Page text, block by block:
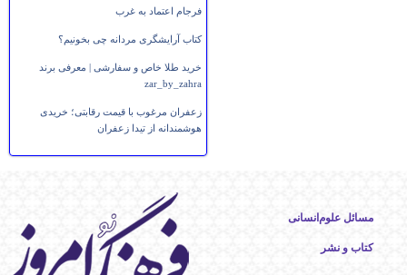
فرجام اعتماد به غرب
کتاب آرایشگری مردانه چی بخونیم؟
خرید طلا خاص و سفارشی | معرفی برند
zar_by_zahra
زعفران مرغوب با قیمت رقابتی؛ خریدی
هوشمندانه از تیدا زعفران
مسائل علوم‌انسانی
کتاب و نشر